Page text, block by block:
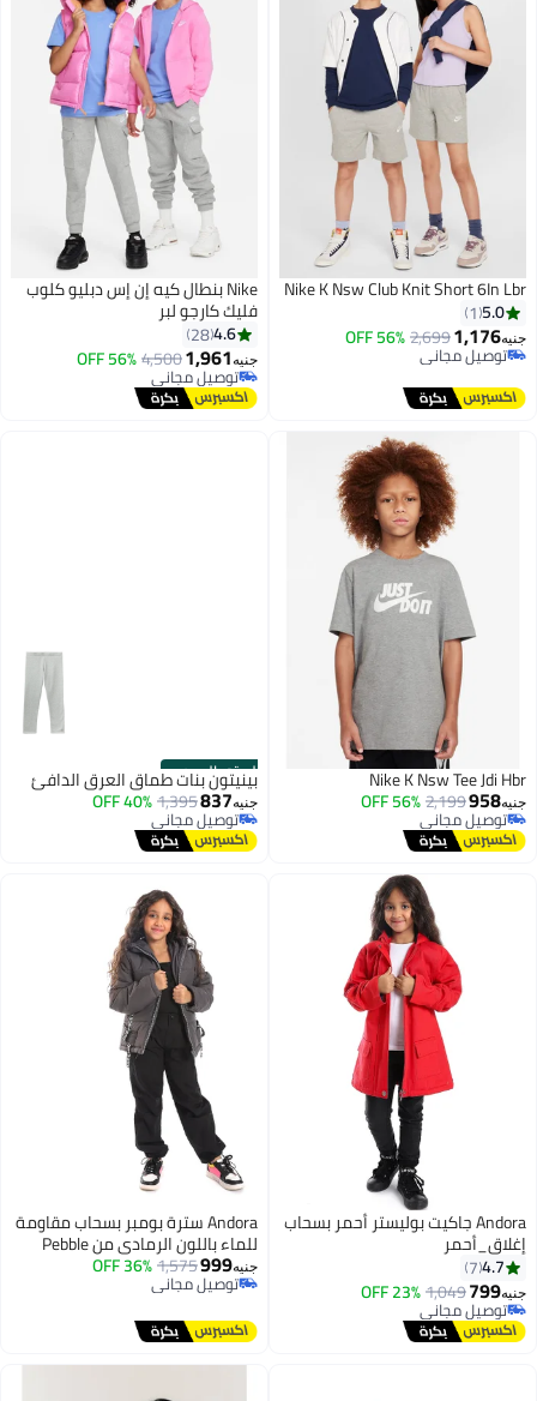
Nike K Nsw Club Knit Short 6In Lbr
5.0
1
جنيه1,176
2,699
56% OFF
توصيل مجاني
توصيل مجاني
Nike بنطال كيه إن إس دبليو كلوب
فليك كارجو لبر
4.6
28
جنيه1,961
4,500
56% OFF
توصيل مجاني
توصيل مجاني
Nike K Nsw Tee Jdi Hbr
جنيه958
2,199
56% OFF
توصيل مجاني
توصيل مجاني
الستور الرسمي
بينيتون بنات طماق العرق الدافئ
جنيه837
1,395
40% OFF
توصيل مجاني
توصيل مجاني
5
Andora جاكيت بوليستر أحمر بسحاب
إغلاق_أحمر
4.7
7
جنيه799
1,049
23% OFF
توصيل مجاني
توصيل مجاني
Andora سترة بومبر بسحاب مقاومة
للماء باللون الرمادي من Pebble
Grey
جنيه999
1,575
36% OFF
توصيل مجاني
توصيل مجاني